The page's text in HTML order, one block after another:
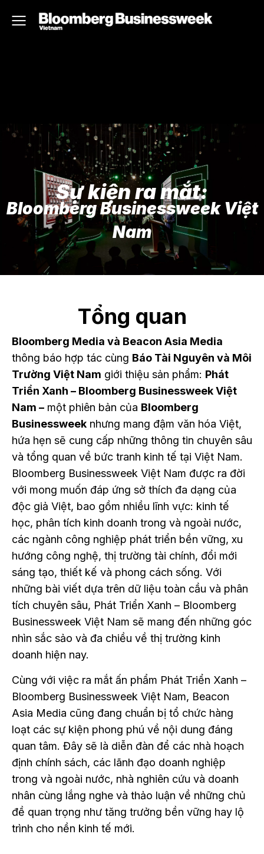
Sự kiện ra mắt:
Bloomberg Businessweek Việt
Nam
Tổng quan
Bloomberg Media và Beacon Asia Media
thông báo hợp tác cùng Báo Tài Nguyên và Môi
Trường Việt Nam giới thiệu sản phẩm: Phát
Triển Xanh – Bloomberg Businessweek Việt
Nam – một phiên bản của Bloomberg
Businessweek nhưng mang đậm văn hóa Việt,
hứa hẹn sẽ cung cấp những thông tin chuyên sâu
và tổng quan về bức tranh kinh tế tại Việt Nam.
Bloomberg Businessweek Việt Nam được ra đời
với mong muốn đáp ứng sở thích đa dạng của
độc giả Việt, bao gồm nhiều lĩnh vực: kinh tế
học, phân tích kinh doanh trong và ngoài nước,
các ngành công nghiệp phát triển bền vững, xu
hướng công nghệ, thị trường tài chính, đổi mới
sáng tạo, thiết kế và phong cách sống. Với
những bài viết dựa trên dữ liệu toàn cầu và phân
tích chuyên sâu, Phát Triển Xanh – Bloomberg
Businessweek Việt Nam sẽ mang đến những góc
nhìn sắc sảo và đa chiều về thị trường kinh
doanh hiện nay.
Cùng với việc ra mắt ấn phẩm Phát Triển Xanh –
Bloomberg Businessweek Việt Nam, Beacon
Asia Media cũng đang chuẩn bị tổ chức hàng
loạt các sự kiện phong phú về nội dung đáng
quan tâm. Đây sẽ là diễn đàn để các nhà hoạch
định chính sách, các lãnh đạo doanh nghiệp
trong và ngoài nước, nhà nghiên cứu và doanh
nhân cùng lắng nghe và thảo luận về những chủ
đề quan trọng như tăng trưởng bền vững hay lộ
trình cho nền kinh tế mới.